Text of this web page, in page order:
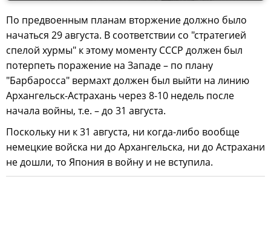
По предвоенным планам вторжение должно было
начаться 29 августа. В соответствии со "стратегией
спелой хурмы" к этому моменту СССР должен был
потерпеть поражение на Западе – по плану
"Барбаросса" вермахт должен был выйти на линию
Архангельск-Астрахань через 8-10 недель после
начала войны, т.е. – до 31 августа.
Поскольку ни к 31 августа, ни когда-либо вообще
немецкие войска ни до Архангельска, ни до Астрахани
не дошли, то Япония в войну и не вступила.